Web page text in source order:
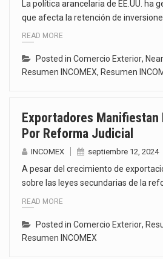
La política arancelaria de EE.UU. ha
que afecta la retención de
READ MORE
Posted in Comercio Exterior,
Resumen INCOMEX, Resumen
Exportadores Manifiestan
Por Reforma Judicial
INCOMEX septiembre 12, 2024
A pesar del crecimiento de
sobre las leyes secundarias de la
READ MORE
Posted in Comercio Exterior,
Resumen INCOMEX